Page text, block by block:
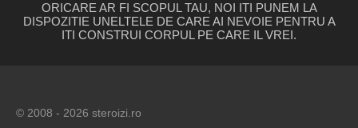
ORICARE AR FI SCOPUL TAU, NOI ITI PUNEM LA
DISPOZITIE UNELTELE DE CARE AI NEVOIE PENTRU A
ITI CONSTRUI CORPUL PE CARE IL VREI.
© 2008 - 2026 steroizi.ro